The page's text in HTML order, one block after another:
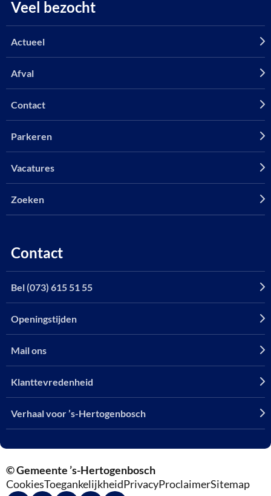
Veel bezocht
Actueel
Afval
Contact
Parkeren
Vacatures
Zoeken
Contact
Bel (073) 615 51 55
Openingstijden
Mail ons
Klanttevredenheid
Verhaal voor ’s-Hertogenbosch
© Gemeente ’s-Hertogenbosch
CookiesToegankelijkheidPrivacyProclaimerSitemap